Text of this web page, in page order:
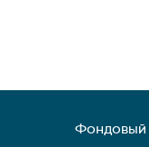
Фондовый